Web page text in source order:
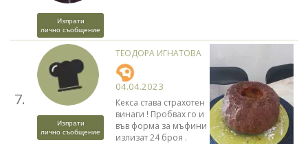
Изпрати
лично съобщение
7.
Изпрати
лично съобщение
ТЕОДОРА ИГНАТОВА
04.04.2023
Кекса става страхотен
винаги ! Пробвах го и
във форма за мъфини
излизат 24 броя .